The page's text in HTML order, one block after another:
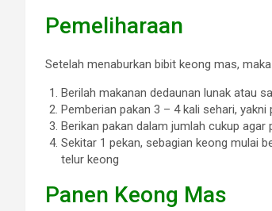
Pemeliharaan
Setelah menaburkan bibit keong mas,
Berilah makanan dedaunan lunak atau
Pemberian pakan 3 – 4 kali sehari,
Berikan pakan dalam jumlah cukup
Sekitar 1 pekan, sebagian keong mulai
telur keong
Panen Keong Mas